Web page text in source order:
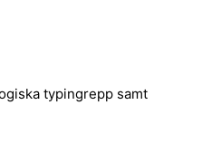
typingrepp samt